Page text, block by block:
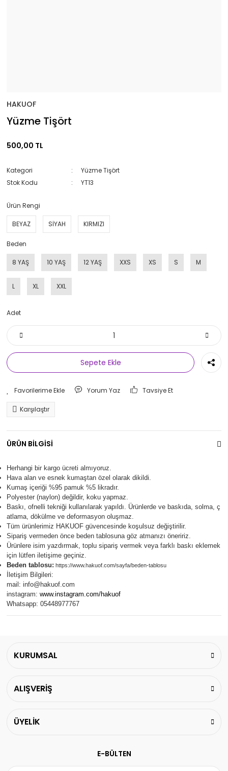
HAKUOF
Yüzme Tişört
500,00 TL
Kategori
Yüzme Tişört
Stok Kodu
YT13
Ürün Rengi
BEYAZ SİYAH KIRMIZI
Beden
8 YAŞ 10 YAŞ 12 YAŞ XXS XS S M
L XL XXL
Adet
Sepete Ekle
Yorum Yaz Tavsiye Et
Karşılaştır
ÜRÜN BİLGİSİ
Herhangi bir kargo ücreti almıyoruz.
Hava alan ve esnek kumaştan özel olarak dikildi.
Kumaş içeriği %95 pamuk %5 likradır.
Polyester (naylon) değildir, koku yapmaz.
Baskı, ofnelli tekniği kullanılarak yapıldı. Ürünlerde ve baskıda, solma, ç
atlama, dökülme ve deformasyon oluşmaz.
Tüm ürünlerimiz HAKUOF güvencesinde koşulsuz değiştirilir.
Sipariş vermeden önce beden tablosuna göz atmanızı öneririz.
Ürünlere isim yazdırmak, toplu sipariş vermek veya farklı baskı eklemek
için lütfen iletişime geçiniz.
Beden tablosu: https://www.hakuof.com/sayfa/beden-tablosu
İletişim Bilgileri:
mail: info@hakuof.com
instagram: www.instagram.com/hakuof
Whatsapp: 05448977767
KURUMSAL
ALIŞVERİŞ
ÜYELİK
E-BÜLTEN